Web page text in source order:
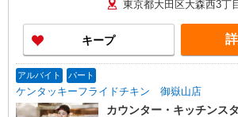
東京都大田区大森西3
キープ
アルバイト パート
ケンタッキーフライドチキン 御嶽山店
カウンター・キッチンス